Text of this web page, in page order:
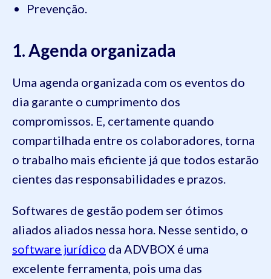
Prevenção.
1. Agenda organizada
Uma agenda organizada com os eventos do
dia garante o cumprimento dos
compromissos. E, certamente quando
compartilhada entre os colaboradores, torna
o trabalho mais eficiente já que todos estarão
cientes das responsabilidades e prazos.
Softwares de gestão podem ser ótimos
aliados aliados nessa hora. Nesse sentido, o
software jurídico da ADVBOX é uma
excelente ferramenta, pois uma das